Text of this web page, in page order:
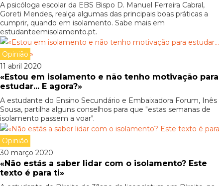
A psicóloga escolar da EBS Bispo D. Manuel Ferreira Cabral,
Goreti Mendes, realça algumas das principais boas práticas a
cumprir, quando em isolamento. Sabe mais em
estudanteemisolamento.pt.
Opinião
11 abril 2020
«Estou em isolamento e não tenho motivação para
estudar... E agora?»
A estudante do Ensino Secundário e Embaixadora Forum, Inês
Sousa, partilha alguns conselhos para que "estas semanas de
isolamento passem a voar".
Opinião
30 março 2020
«Não estás a saber lidar com o isolamento? Este
texto é para ti»